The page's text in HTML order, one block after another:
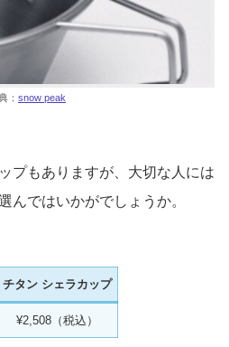
： snow peak
プもありますが、大切な人には
んではいかがでしょうか。
チタン シェラカップ
¥2,508（税込）